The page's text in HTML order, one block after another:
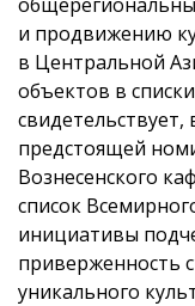
и продвижению
в Центральной
объектов в
предстоящей
Вознесенского
список
инициативы
приверженность
уникального